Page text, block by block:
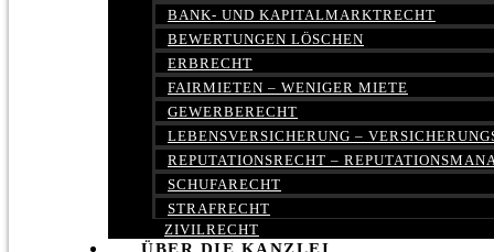
BANK- UND KAPITALMARKTRECHT
BEWERTUNGEN LÖSCHEN
ERBRECHT
FAIRMIETEN – WENIGER MIETE
GEWERBERECHT
LEBENSVERSICHERUNG –
REPUTATIONSRECHT –
SCHUFARECHT
STRAFRECHT
ZIVILRECHT